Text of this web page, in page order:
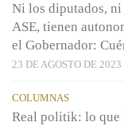
Ni los diputados,
ASE, tienen
el Gobernador:
23 DE AGOSTO DE 2023
COLUMNAS
Real politik: lo que